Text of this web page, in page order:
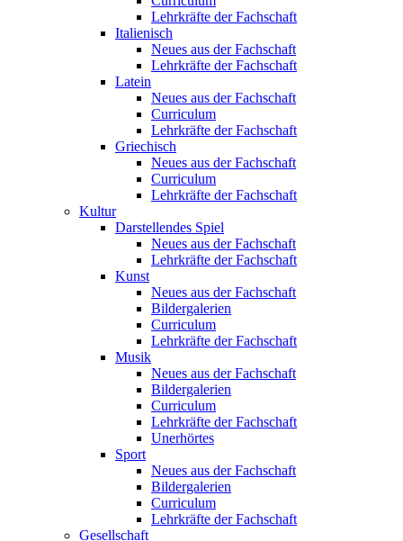
Lehrkräfte der Fachschaft
Italienisch
Neues aus der Fachschaft
Lehrkräfte der Fachschaft
Latein
Neues aus der Fachschaft
Curriculum
Lehrkräfte der Fachschaft
Griechisch
Neues aus der Fachschaft
Curriculum
Lehrkräfte der Fachschaft
Kultur
Darstellendes Spiel
Neues aus der Fachschaft
Lehrkräfte der Fachschaft
Kunst
Neues aus der Fachschaft
Bildergalerien
Curriculum
Lehrkräfte der Fachschaft
Musik
Neues aus der Fachschaft
Bildergalerien
Curriculum
Lehrkräfte der Fachschaft
Unerhörtes
Sport
Neues aus der Fachschaft
Bildergalerien
Curriculum
Lehrkräfte der Fachschaft
Gesellschaft